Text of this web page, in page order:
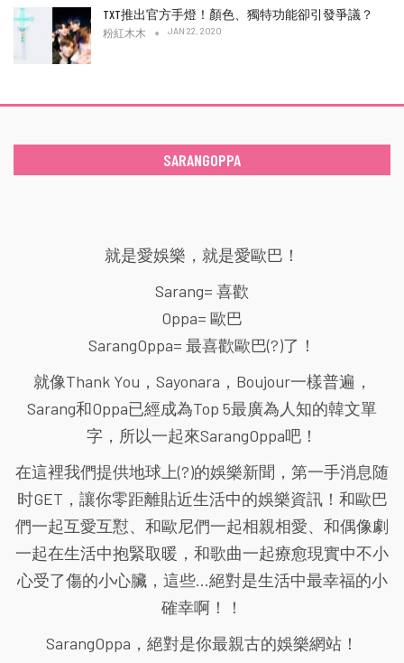
TXT推出官方手燈！顏色、獨特功能卻引發爭議？
粉紅木木 JAN 22, 2020
SARANGOPPA
就是愛娛樂，就是愛歐巴！
Sarang= 喜歡
Oppa= 歐巴
SarangOppa= 最喜歡歐巴(?)了！
就像Thank You，Sayonara，Boujour一樣普遍，
Sarang和Oppa已經成為Top 5最廣為人知的韓文單
字，所以一起來SarangOppa吧！
在這裡我們提供地球上(?)的娛樂新聞，第一手消息随
时GET，讓你零距離貼近生活中的娛樂資訊！和歐巴
們一起互愛互懟、和歐尼們一起相親相愛、和偶像劇
一起在生活中抱緊取暖，和歌曲一起療愈現實中不小
心受了傷的小心臟，這些...絕對是生活中最幸福的小
確幸啊！！
SarangOppa，絕對是你最親古的娛樂網站！